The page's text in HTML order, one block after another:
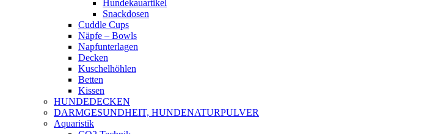
Hundekauartikel
Snackdosen
Cuddle Cups
Näpfe – Bowls
Napfunterlagen
Decken
Kuschelhöhlen
Betten
Kissen
HUNDEDECKEN
DARMGESUNDHEIT, HUNDENATURPULVER
Aquaristik